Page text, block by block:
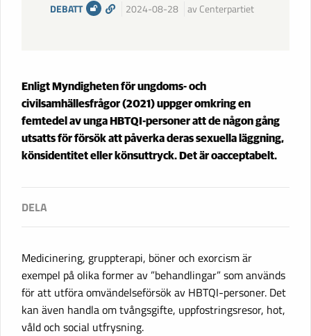
DEBATT 2024-08-28 av Centerpartiet
Enligt Myndigheten för ungdoms- och
civilsamhällesfrågor (2021) uppger omkring en
femtedel av unga HBTQI-personer att de någon gång
utsatts för försök att påverka deras sexuella läggning,
könsidentitet eller könsuttryck. Det är oacceptabelt.
Medicinering, gruppterapi, böner och exorcism är
exempel på olika former av ”behandlingar” som används
för att utföra omvändelseförsök av HBTQI-personer. Det
kan även handla om tvångsgifte, uppfostringsresor, hot,
våld och social utfrysning.